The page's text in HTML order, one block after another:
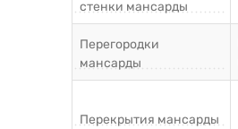
стенки мансарды
Перегородки
мансарды
Перекрытия мансарды